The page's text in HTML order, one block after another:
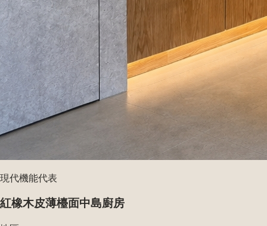
現代機能代表
紅橡木皮薄檯面中島廚房